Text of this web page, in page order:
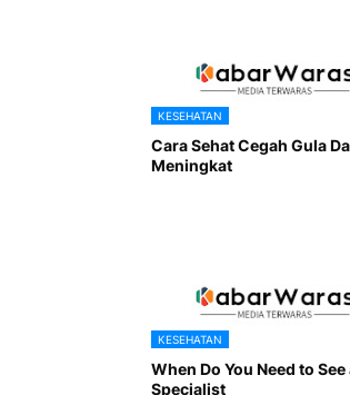
KESEHATAN
Cara Sehat Cegah Gula
Meningkat
KESEHATAN
When Do You Need to See
Specialist